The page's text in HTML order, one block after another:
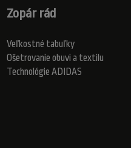
Zopár rád
Veľkostné tabuľky
Ošetrovanie obuvi a textilu
Technológie ADIDAS